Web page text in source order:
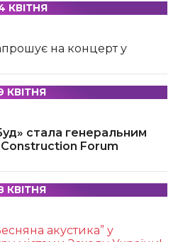
КВІТНЯ
на концерт у
КВІТНЯ
стала генеральним
Forum
КВІТНЯ
акустика” у